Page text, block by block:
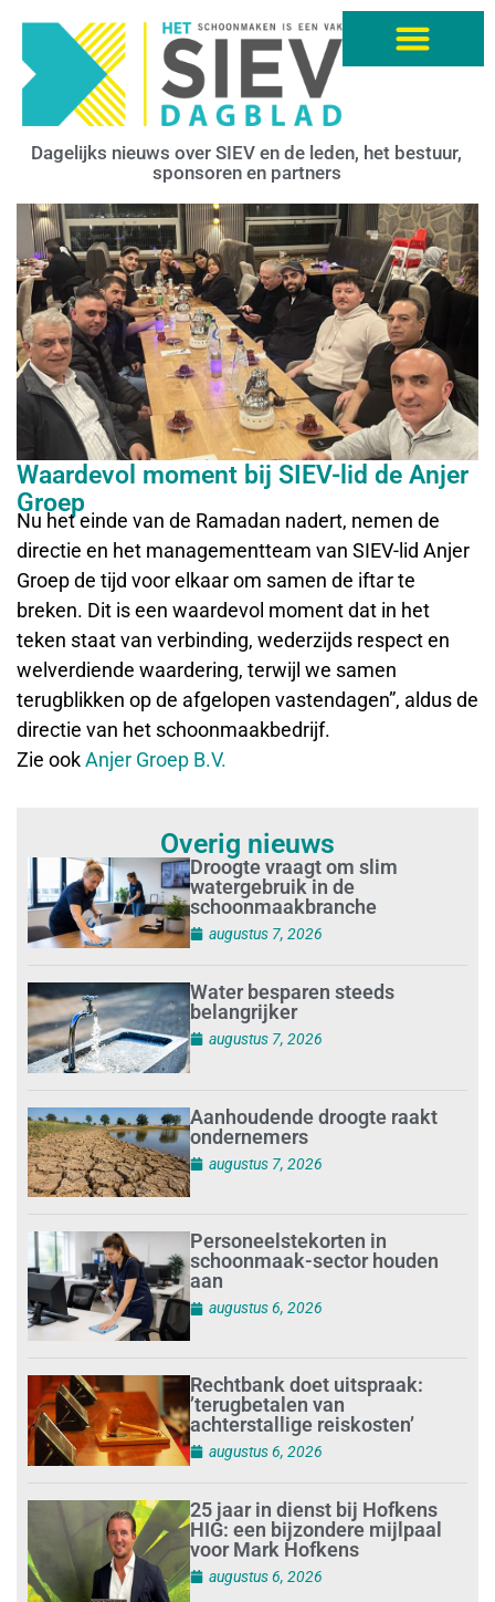
Dagelijks nieuws over SIEV en de leden, het bestuur,
sponsoren en partners
Waardevol moment bij SIEV-lid de Anjer
Groep
Nu het einde van de Ramadan nadert, nemen de
directie en het managementteam van SIEV-lid Anjer
Groep de tijd voor elkaar om samen de iftar te
breken. Dit is een waardevol moment dat in het
teken staat van verbinding, wederzijds respect en
welverdiende waardering, terwijl we samen
terugblikken op de afgelopen vastendagen”, aldus de
directie van het schoonmaakbedrijf.
Zie ookAnjer Groep B.V.
Overig nieuws
Droogte vraagt om slim
watergebruik in de
schoonmaakbranche
augustus 7, 2026
Water besparen steeds
belangrijker
augustus 7, 2026
Aanhoudende droogte raakt
ondernemers
augustus 7, 2026
Personeelstekorten in
schoonmaak-sector houden
aan
augustus 6, 2026
Rechtbank doet uitspraak:
’terugbetalen van
achterstallige reiskosten’
augustus 6, 2026
25 jaar in dienst bij Hofkens
HIG: een bijzondere mijlpaal
voor Mark Hofkens
augustus 6, 2026